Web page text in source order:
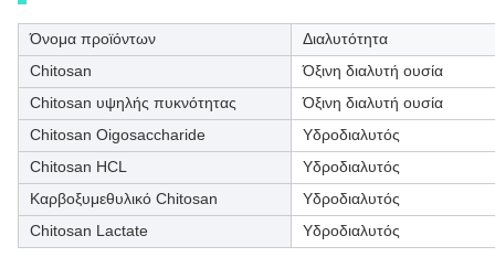
Όνομα προϊόντων
Διαλυτότητα
Chitosan
Όξινη διαλυτή ουσία
Chitosan υψηλής πυκνότητας
Όξινη διαλυτή ουσία
Chitosan Oigosaccharide
Υδροδιαλυτός
Chitosan HCL
Υδροδιαλυτός
Καρβοξυμεθυλικό Chitosan
Υδροδιαλυτός
Chitosan Lactate
Υδροδιαλυτός